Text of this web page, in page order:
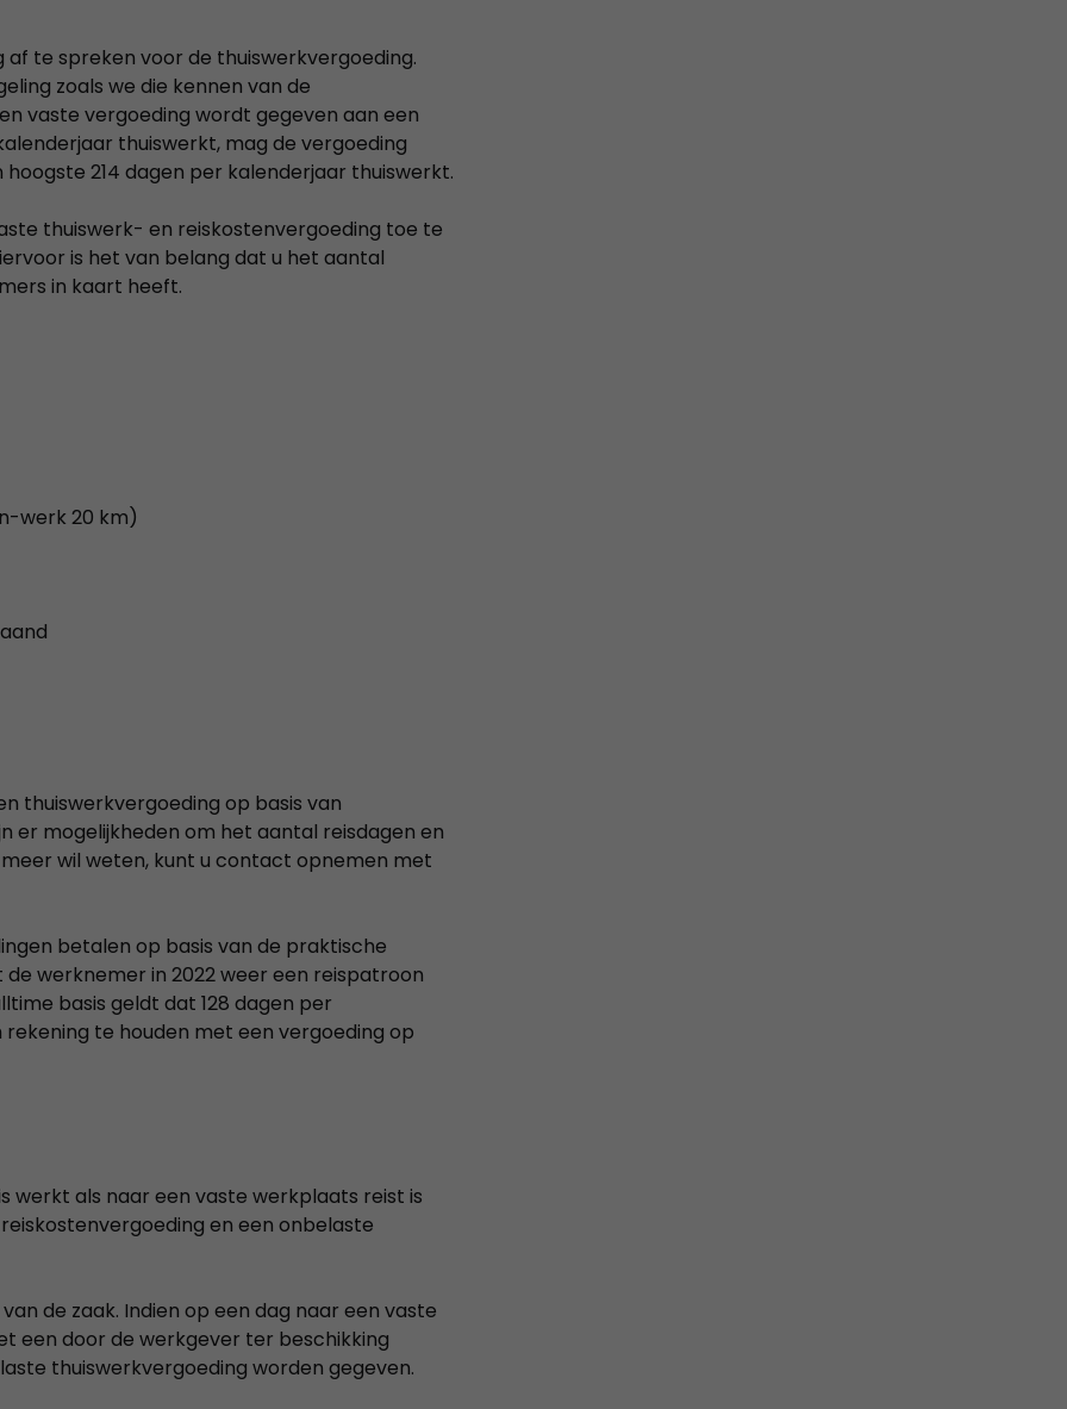
te spreken voor de thuiswerkvergoeding.
zoals we die kennen van de
vaste vergoeding wordt gegeven aan een
thuiswerkt, mag de vergoeding
214 dagen per kalenderjaar thuiswerkt.
thuiswerk- en reiskostenvergoeding toe te
is het van belang dat u het aantal
in kaart heeft.
werk 20 km)
thuiswerkvergoeding op basis van
er mogelijkheden om het aantal reisdagen en
wil weten, kunt u contact opnemen met
betalen op basis van de praktische
werknemer in 2022 weer een reispatroon
basis geldt dat 128 dagen per
te houden met een vergoeding op
werkt als naar een vaste werkplaats reist is
en een onbelaste
de zaak. Indien op een dag naar een vaste
een door de werkgever ter beschikking
thuiswerkvergoeding worden gegeven.